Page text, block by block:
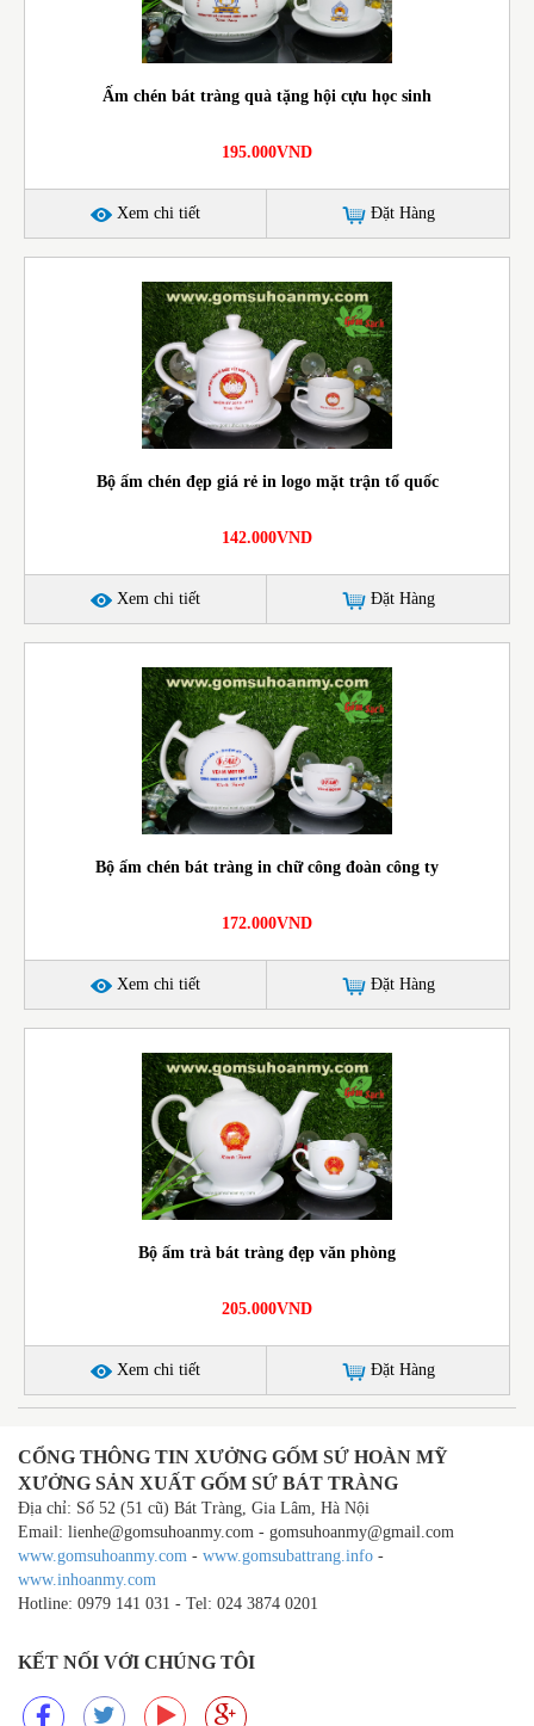
Ấm chén bát tràng quà tặng hội cựu học sinh
195.000VND
Xem chi tiết Đặt Hàng
Bộ ấm chén đẹp giá rẻ in logo mặt trận tổ quốc
142.000VND
Xem chi tiết Đặt Hàng
Bộ ấm chén bát tràng in chữ công đoàn công ty
172.000VND
Xem chi tiết Đặt Hàng
Bộ ấm trà bát tràng đẹp văn phòng
205.000VND
Xem chi tiết Đặt Hàng
CỔNG THÔNG TIN XƯỞNG GỐM SỨ HOÀN MỸ
XƯỞNG SẢN XUẤT GỐM SỨ BÁT TRÀNG
Địa chỉ: Số 52 (51 cũ) Bát Tràng, Gia Lâm, Hà Nội
Email: lienhe@gomsuhoanmy.com - gomsuhoanmy@gmail.com
www.gomsuhoanmy.com - www.gomsubattrang.info -
www.inhoanmy.com
Hotline: 0979 141 031 - Tel: 024 3874 0201
KẾT NỐI VỚI CHÚNG TÔI